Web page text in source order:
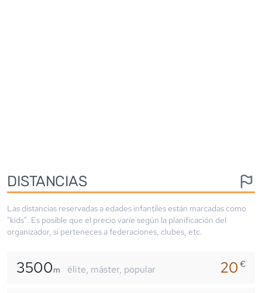
DISTANCIAS
Las distancias reservadas a edades infantiles están marcadas como
"kids". Es posible que el precio varíe según la planificación del
organizador, si perteneces a federaciones, clubes, etc.
3500m élite, máster, popular 20€